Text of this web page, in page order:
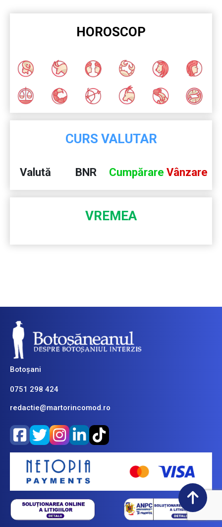
HOROSCOP
CURS VALUTAR
Valută BNR Cumpărare Vânzare
VREMEA
Botoșani
0751 298 424
redactie@martorincomod.ro